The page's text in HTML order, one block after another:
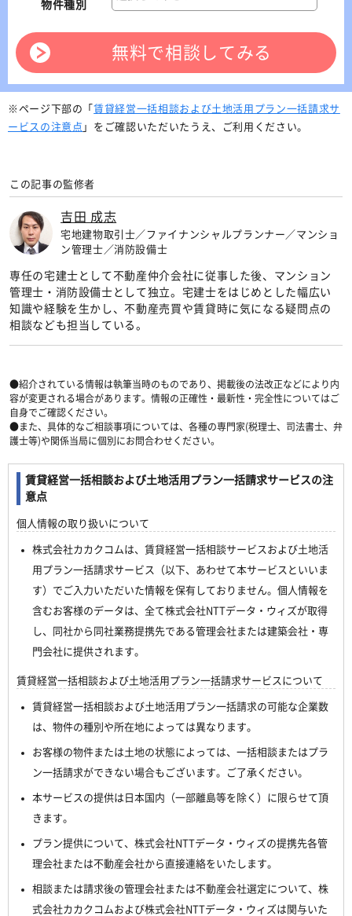
物件種別
無料で相談してみる
※ページ下部の「賃貸経営一括相談および土地活用プラン一括請求サ
ービスの注意点 」をご確認いただいたうえ、ご利用ください。
この記事の監修者
吉田 成志
宅地建物取引士／ファイナンシャルプランナー／マンショ
ン管理士／消防設備士
専任の宅建士として不動産仲介会社に従事した後、マンション
管理士・消防設備士として独立。宅建士をはじめとした幅広い
知識や経験を生かし、不動産売買や賃貸時に気になる疑問点の
相談なども担当している。
●紹介されている情報は執筆当時のものであり、掲載後の法改正などにより内
容が変更される場合があります。情報の正確性・最新性・完全性についてはご
自身でご確認ください。
●また、具体的なご相談事項については、各種の専門家(税理士、司法書士、弁
護士等)や関係当局に個別にお問合わせください。
賃貸経営一括相談および土地活用プラン一括請求サービスの注
意点
個人情報の取り扱いについて
株式会社カカクコムは、賃貸経営一括相談サービスおよび土地活
用プラン一括請求サービス（以下、あわせて本サービスといいま
す）でご入力いただいた情報を保有しておりません。個人情報を
含むお客様のデータは、全て株式会社NTTデータ・ウィズが取得
し、同社から同社業務提携先である管理会社または建築会社・専
門会社に提供されます。
賃貸経営一括相談および土地活用プラン一括請求サービスについて
賃貸経営一括相談および土地活用プラン一括請求の可能な企業数
は、物件の種別や所在地によっては異なります。
お客様の物件または土地の状態によっては、一括相談またはプラ
ン一括請求ができない場合もございます。ご了承ください。
本サービスの提供は日本国内（一部離島等を除く）に限らせて頂
きます。
プラン提供について、株式会社NTTデータ・ウィズの提携先各管
理会社または不動産会社から直接連絡をいたします。
相談または請求後の管理会社または不動産会社選定について、株
式会社カカクコムおよび株式会社NTTデータ・ウィズは関与いた